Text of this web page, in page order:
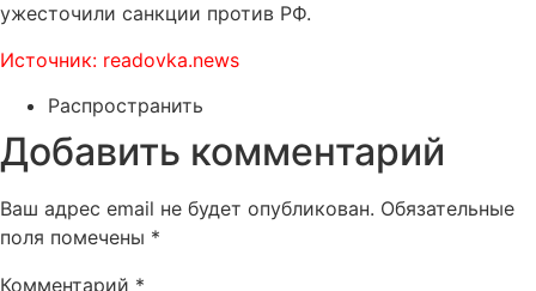
ужесточили санкции против РФ.
Источник: readovka.news
Распространить
Добавить комментарий
Ваш адрес email не будет опубликован. Обязательные
поля помечены *
Комментарий *